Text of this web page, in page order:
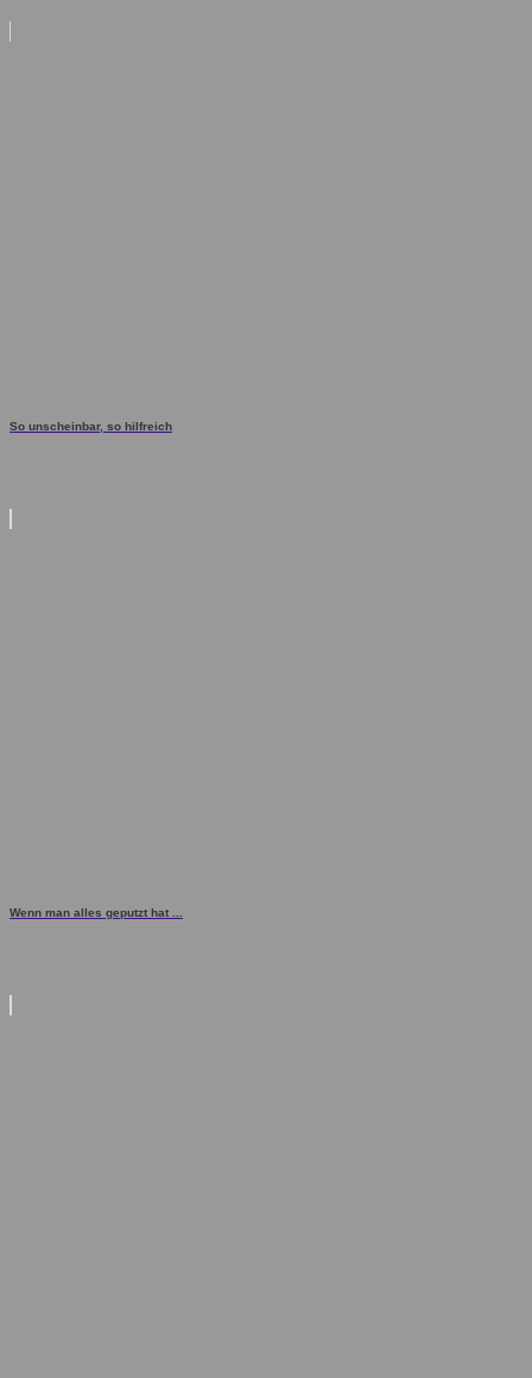
So unscheinbar, so hilfreich
Wenn man alles geputzt hat ...